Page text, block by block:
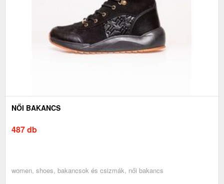
NŐI BAKANCS
487 db
women, shoes, bakancsok és csizmák, női bakancs